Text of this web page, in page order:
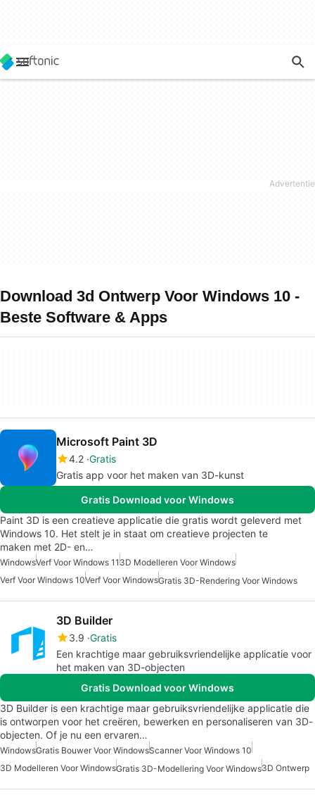
Download 3d Ontwerp Voor Windows 10 -
Beste Software & Apps
Microsoft Paint 3D
4.2 Gratis
Gratis app voor het maken van 3D-kunst
Gratis Download voor Windows
Paint 3D is een creatieve applicatie die gratis wordt geleverd met
Windows 10. Het stelt je in staat om creatieve projecten te
maken met 2D- en…
WindowsVerf Voor Windows 113D Modelleren Voor Windows
Verf Voor Windows 10Verf Voor WindowsGratis 3D-Rendering Voor Windows
3D Builder
3.9 Gratis
Een krachtige maar gebruiksvriendelijke applicatie voor
het maken van 3D-objecten
Gratis Download voor Windows
3D Builder is een krachtige maar gebruiksvriendelijke applicatie die
is ontworpen voor het creëren, bewerken en personaliseren van 3D-
objecten. Of je nu een ervaren…
WindowsGratis Bouwer Voor WindowsScanner Voor Windows 10
3D Modelleren Voor WindowsGratis 3D-Modellering Voor Windows3D Ontwerp